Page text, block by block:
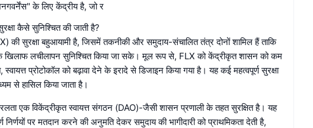
के लिए केंद्रीय है, जो र
कैसे सुनिश्चित की जाती है?
की सुरक्षा बहुआयामी है, जिसमें तकनीकी और समुदाय-संचालित तंत्र दोनों शामिल हैं ताकि
लचीलापन सुनिश्चित किया जा सके। मूल रूप से, FLX को केंद्रीकृत शासन को कम
प्रोटोकॉल को बढ़ावा देने के इरादे से डिजाइन किया गया है। यह कई महत्वपूर्ण सुरक्षा
से हासिल किया जाता है।
एक विकेंद्रीकृत स्वायत्त संगठन (DAO)-जैसी शासन प्रणाली के तहत सुरक्षित है। यह
निर्णयों पर मतदान करने की अनुमति देकर समुदाय की भागीदारी को प्राथमिकता देती है,